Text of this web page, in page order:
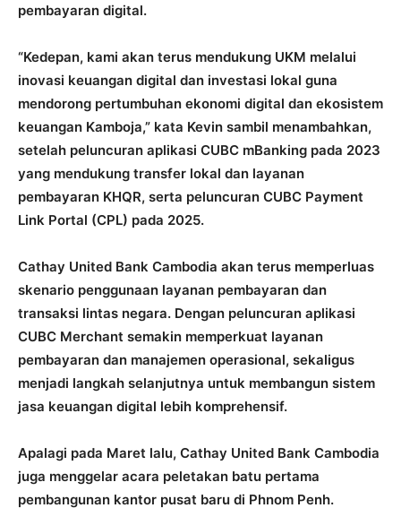
pembayaran digital.
“Kedepan, kami akan terus mendukung UKM melalui
inovasi keuangan digital dan investasi lokal guna
mendorong pertumbuhan ekonomi digital dan ekosistem
keuangan Kamboja,” kata Kevin sambil menambahkan,
setelah peluncuran aplikasi CUBC mBanking pada 2023
yang mendukung transfer lokal dan layanan
pembayaran KHQR, serta peluncuran CUBC Payment
Link Portal (CPL) pada 2025.
Cathay United Bank Cambodia akan terus memperluas
skenario penggunaan layanan pembayaran dan
transaksi lintas negara. Dengan peluncuran aplikasi
CUBC Merchant semakin memperkuat layanan
pembayaran dan manajemen operasional, sekaligus
menjadi langkah selanjutnya untuk membangun sistem
jasa keuangan digital lebih komprehensif.
Apalagi pada Maret lalu, Cathay United Bank Cambodia
juga menggelar acara peletakan batu pertama
pembangunan kantor pusat baru di Phnom Penh.